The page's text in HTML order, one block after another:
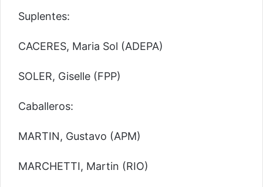
Suplentes:
CACERES, Maria Sol (ADEPA)
SOLER, Giselle (FPP)
Caballeros:
MARTIN, Gustavo (APM)
MARCHETTI, Martin (RIO)